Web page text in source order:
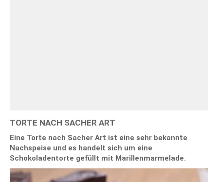
TORTE NACH SACHER ART
Eine Torte nach Sacher Art ist eine sehr bekannte
Nachspeise und es handelt sich um eine
Schokoladentorte gefüllt mit Marillenmarmelade.